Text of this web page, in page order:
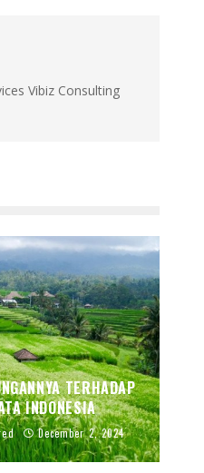
Vibiz Consulting
TERHADAP
INDONESIA
December 2, 2024